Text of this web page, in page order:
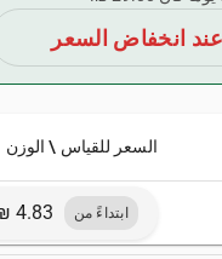
عند انخفاض السعر
السعر للقياس \ الوزن
ابتداءً من